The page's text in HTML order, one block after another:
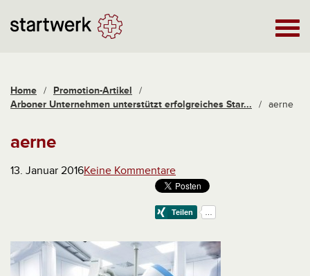
Home / Promotion-Artikel
/
Arboner Unternehmen unterstützt erfolgreiches Star...
/ aerne
aerne
13. Januar 2016Keine Kommentare